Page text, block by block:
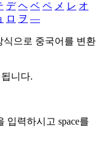
デ ヘ ベ ペ メ レ オ
ロ ヲ ―
식으로 중국어를 변환
니다.
입력하시고 space를